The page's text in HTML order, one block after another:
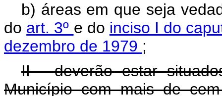
b) áreas em que seja
do art. 3º e do inciso I do
dezembro de 1979 ;
II - deverão estar
Município com mais de